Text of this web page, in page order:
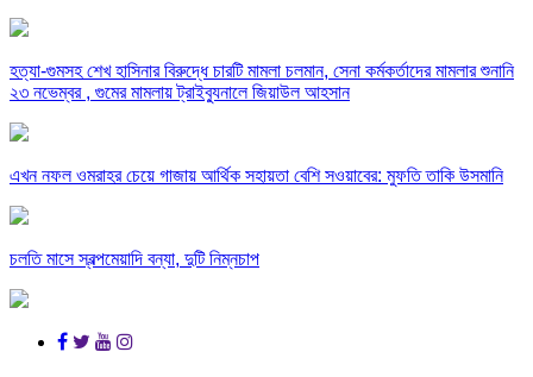
হত্যা-গুমসহ শেখ হাসিনার বিরুদ্ধে চারটি মামলা চলমান, সেনা কর্মকর্তাদের মামলার শুনানি
২৩ নভেম্বর , গুমের মামলায় ট্রাইব্যুনালে জিয়াউল আহসান
এখন নফল ওমরাহর চেয়ে গাজায় আর্থিক সহায়তা বেশি সওয়াবের: মুফতি তাকি উসমানি
চলতি মাসে স্বল্পমেয়াদি বন্যা, দুটি নিম্নচাপ